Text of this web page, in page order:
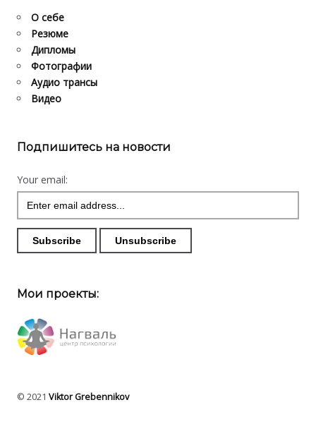
О себе
Резюме
Дипломы
Фотографии
Аудио трансы
Видео
Подпишитесь на новости
Your email:
Мои проекты:
© 2021Viktor Grebennikov